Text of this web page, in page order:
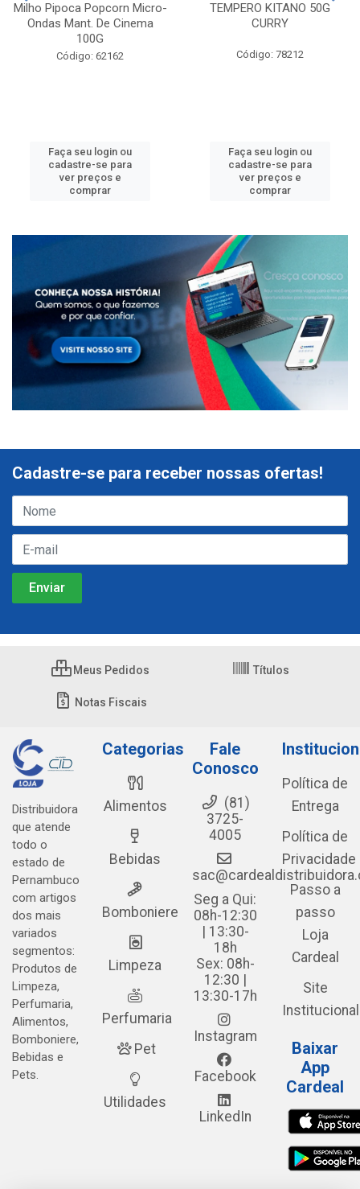
Milho Pipoca Popcorn Micro-
Ondas Mant. De Cinema
100G
Código: 62162
Faça seu login ou
cadastre-se para
ver preços e
comprar
TEMPERO KITANO 50G
CURRY
Código: 78212
Faça seu login ou
cadastre-se para
ver preços e
comprar
Cadastre-se para receber nossas ofertas!
Meus Pedidos Títulos
Notas Fiscais
Distribuidora
que atende
todo o
estado de
Pernambuco
com artigos
dos mais
variados
segmentos:
Produtos de
Limpeza,
Perfumaria,
Alimentos,
Bomboniere,
Bebidas e
Pets.
Categorias
Alimentos
Bebidas
Bomboniere
Limpeza
Perfumaria
Pet
Utilidades
Fale
Conosco
(81)
3725-
4005
Seg a Qui:
08h-12:30
| 13:30-
18h
Sex: 08h-
12:30 |
13:30-17h
Instagram
Facebook
LinkedIn
Política de
Entrega
Política de
Privacidade
Passo a
passo
Loja
Cardeal
Site
Institucional
Baixar
App
Cardeal